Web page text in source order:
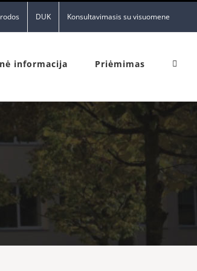
DUK Konsultavimasis su visuomene
informacija Priėmimas